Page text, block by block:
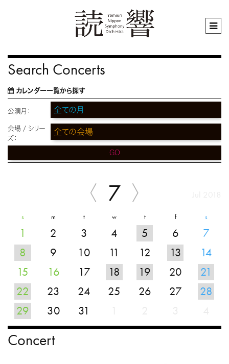
Search Concerts
カレンダー一覧から探す
公演月：
会場 / シリー
ズ：
GO
7
s m t w t f s
1 2 3 4 5 6
7
8
9 10 11 12 13
14
15
16 17 18 19 20
21
22
23 24 25 26 27
28
29
30 31
Concert